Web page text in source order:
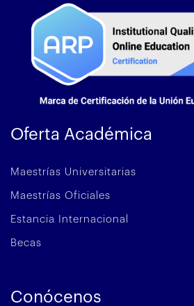
Oferta Académica
Maestrías Universitarias
Maestrías Oficiales
Estancia Internacional
Becas
Conócenos